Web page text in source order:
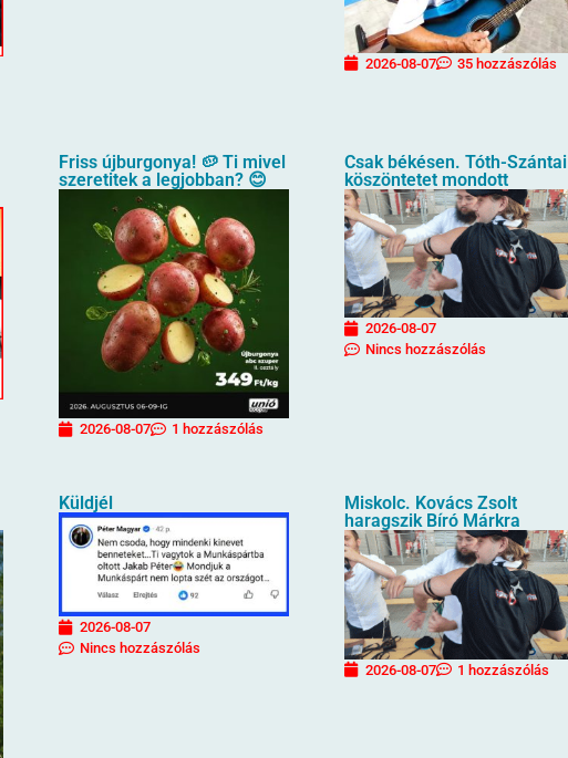
2026-08-07 35 hozzászólás
Friss újburgonya! 🥔 Ti mivel
szeretitek a legjobban? 😊
2026-08-07 1 hozzászólás
Csak békésen. Tóth-Szántai
köszöntetet mondott
2026-08-07
Nincs hozzászólás
Küldjél
2026-08-07
Nincs hozzászólás
Miskolc. Kovács Zsolt
haragszik Bíró Márkra
2026-08-07 1 hozzászólás